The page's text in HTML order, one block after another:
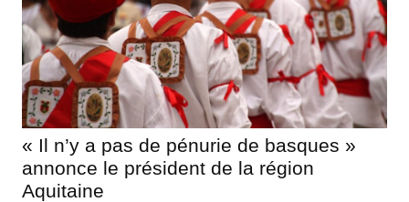
« Il n’y a pas de pénurie de basques »
annonce le président de la région
Aquitaine